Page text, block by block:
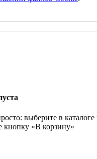
выберите в
кнопку «В корзину»